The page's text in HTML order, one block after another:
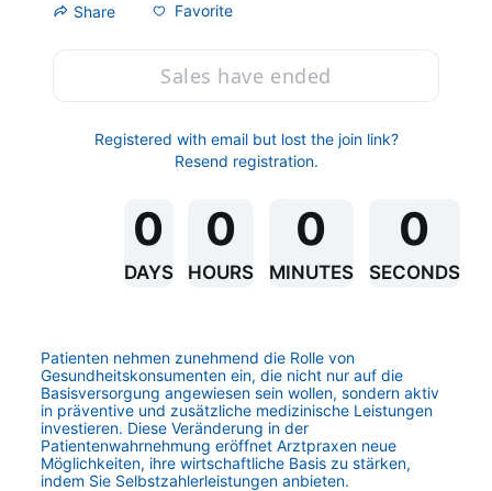
Share Favorite
Sales have ended
Registered with email but lost the join link?
Resend registration.
0
DAYS
0
HOURS
0
MINUTES
0
SECONDS
Patienten nehmen zunehmend die Rolle von
Gesundheitskonsumenten ein, die nicht nur auf die
Basisversorgung angewiesen sein wollen, sondern aktiv
in präventive und zusätzliche medizinische Leistungen
investieren. Diese Veränderung in der
Patientenwahrnehmung eröffnet Arztpraxen neue
Möglichkeiten, ihre wirtschaftliche Basis zu stärken,
indem Sie Selbstzahlerleistungen anbieten.